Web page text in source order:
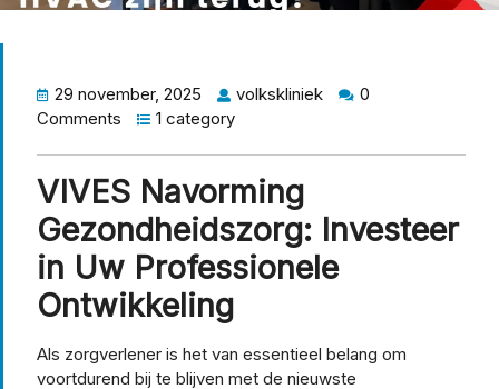
29 november, 2025 volkskliniek
0
Comments
1 category
VIVES Navorming
Gezondheidszorg: Investeer
in Uw Professionele
Ontwikkeling
Als zorgverlener is het van essentieel belang om
voortdurend bij te blijven met de nieuwste